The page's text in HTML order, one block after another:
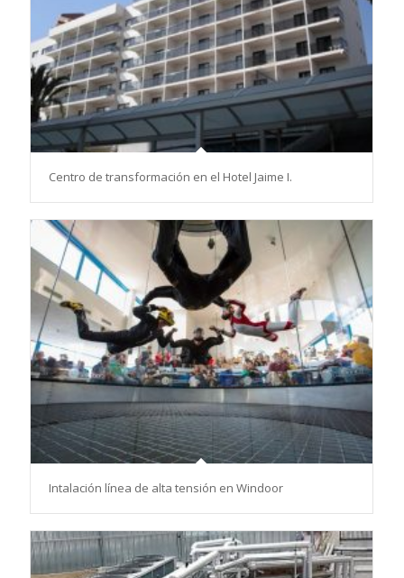
Centro de transformación en el Hotel Jaime I.
Intalación línea de alta tensión en Windoor